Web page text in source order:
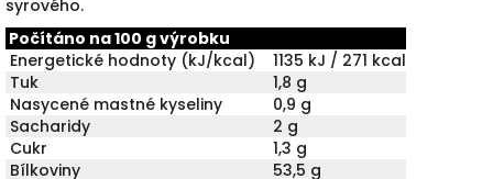
syrového.
Počítáno na 100 g výrobku
Energetické hodnoty (kJ/kcal) 1135 kJ / 271 kcal
Tuk
1,8 g
Nasycené mastné kyseliny
0,9 g
Sacharidy
2 g
Cukr
1,3 g
Bílkoviny
53,5 g